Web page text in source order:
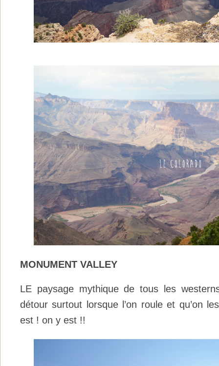
MONUMENT VALLEY
LE paysage mythique de tous les
détour surtout lorsque l’on roule et qu’on
est ! on y est !!